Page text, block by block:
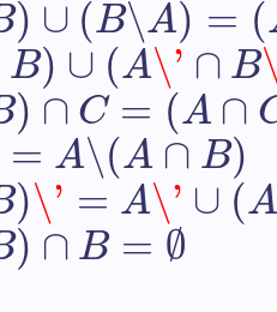
) ∪(B∖A) = (
B) ∪ (A\'∩B
) ∩C = (A ∩
= A∖(A ∩ B)
)\' = A\' ∪ (A
) ∩B = ∅